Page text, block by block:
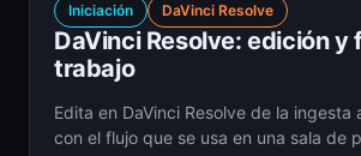
Iniciación DaVinci Resolve
DaVinci Resolve: edición y
trabajo
Edita en DaVinci Resolve de la ingesta
con el flujo que se usa en una sala de